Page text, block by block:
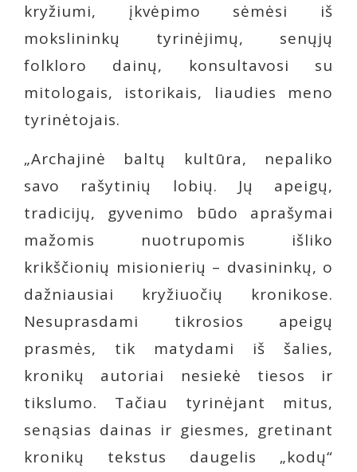
kryžiumi, įkvėpimo sėmėsi iš
mokslininkų tyrinėjimų, senųjų
folkloro dainų, konsultavosi su
mitologais, istorikais, liaudies meno
tyrinėtojais.
„Archajinė baltų kultūra, nepaliko
savo rašytinių lobių. Jų apeigų,
tradicijų, gyvenimo būdo aprašymai
mažomis nuotrupomis išliko
krikščionių misionierių – dvasininkų, o
dažniausiai kryžiuočių kronikose.
Nesuprasdami tikrosios apeigų
prasmės, tik matydami iš šalies,
kronikų autoriai nesiekė tiesos ir
tikslumo. Tačiau tyrinėjant mitus,
senąsias dainas ir giesmes, gretinant
kronikų tekstus daugelis „kodų“